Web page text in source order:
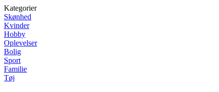
Kategorier
Skønhed
Kvinder
Hobby
Oplevelser
Bolig
Sport
Familie
Tøj